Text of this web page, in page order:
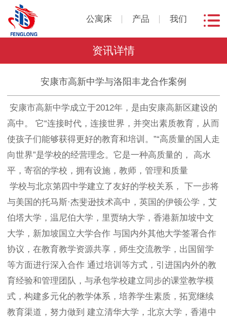
公寓床 产品 我们
资讯详情
安康市高新中学与洛阳丰龙合作案例
安康市高新中学成立于2012年，是由安康高新区建设的
高中。 它“连接时代，连接世界，并突出素质教育，从而
使孩子们能够获得更好的教育和培训。”“高质量的国人走
向世界”是学校的经营理念。它是一种高质量的， 高水
平，寄宿的学校，拥有设施，教师，管理和质量
学校与北京第四中学建立了友好的学校关系， 下一步将
与美国的托马斯·杰斐逊技术高中，英国的伊顿公学，艾
伯塔大学，温尼伯大学，里贾纳大学，香港新加坡中文
大学，新加坡国立大学合作 与国内外其他大学签署合作
协议，在教育教学资源共享，师生交流教学，出国留学
等方面进行深入合作 通过培训等方式，引进国内外的教
育经验和管理团队，与承包学校建立同步的课堂教学模
式，构建多元化的教学体系，培养学生素质，拓宽继续
教育渠道，努力做到 建立清华大学，北京大学，香港中